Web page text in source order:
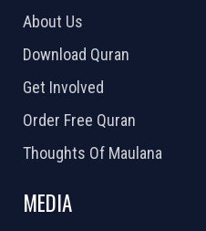
About Us
Download Quran
Get Involved
Order Free Quran
Thoughts Of Maulana
MEDIA